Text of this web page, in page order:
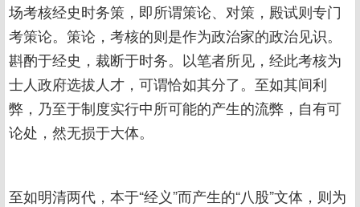
场考核经史时务策，即所谓策论、对策，殿试则专门
考策论。策论，考核的则是作为政治家的政治见识。
斟酌于经史，裁断于时务。以笔者所见，经此考核为
士人政府选拔人才，可谓恰如其分了。至如其间利
弊，乃至于制度实行中所可能的产生的流弊，自有可
论处，然无损于大体。
至如明清两代，本于“经义”而产生的“八股”文体，则为